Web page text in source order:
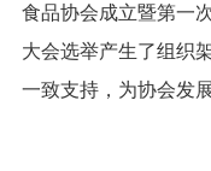
食品协会成立暨第一
大会选举产生了组织
一致支持，为协会发